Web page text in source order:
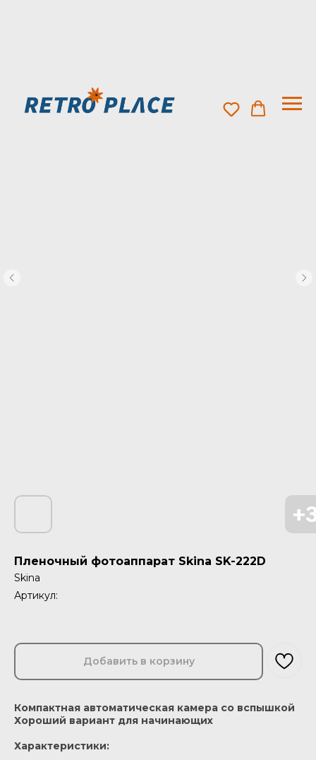
Пленочный фотоаппарат Skina SK-222D
Skina
Артикул:
Добавить в корзину
Компактная автоматическая камера со вспышкой
Хороший вариант для начинающих
Характеристики: